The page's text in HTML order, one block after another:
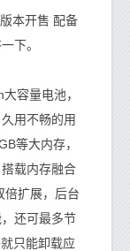
本开售 配备
下。
容量电池，
用不畅的用
等大内存，
载内存融合
倍扩展，后台
还可最多节
只能卸载应